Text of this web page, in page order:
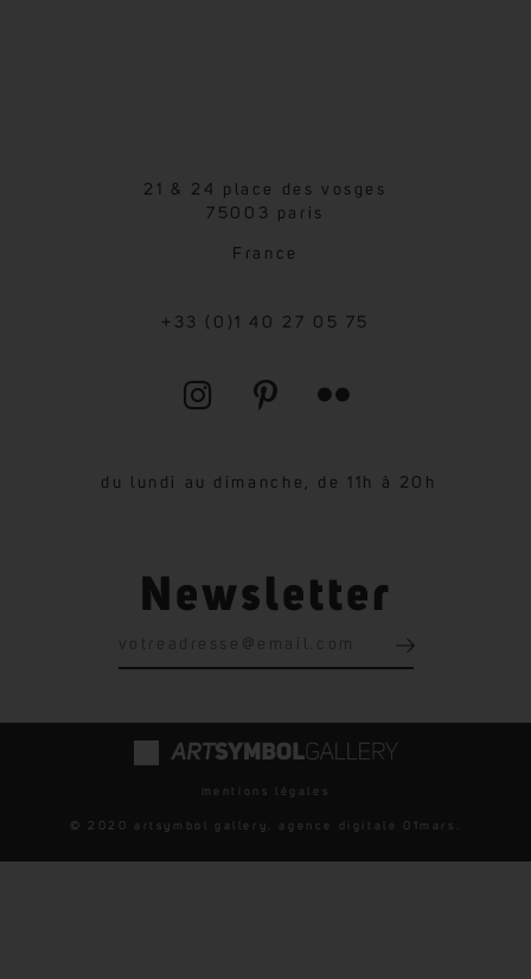
21 & 24 place des vosges
75003 paris
France
+33 (0)1 40 27 05 75
du lundi au dimanche, de 11h à 20h
Newsletter
mentions légales
© 2020 artsymbol gallery. agence digitale 01mars